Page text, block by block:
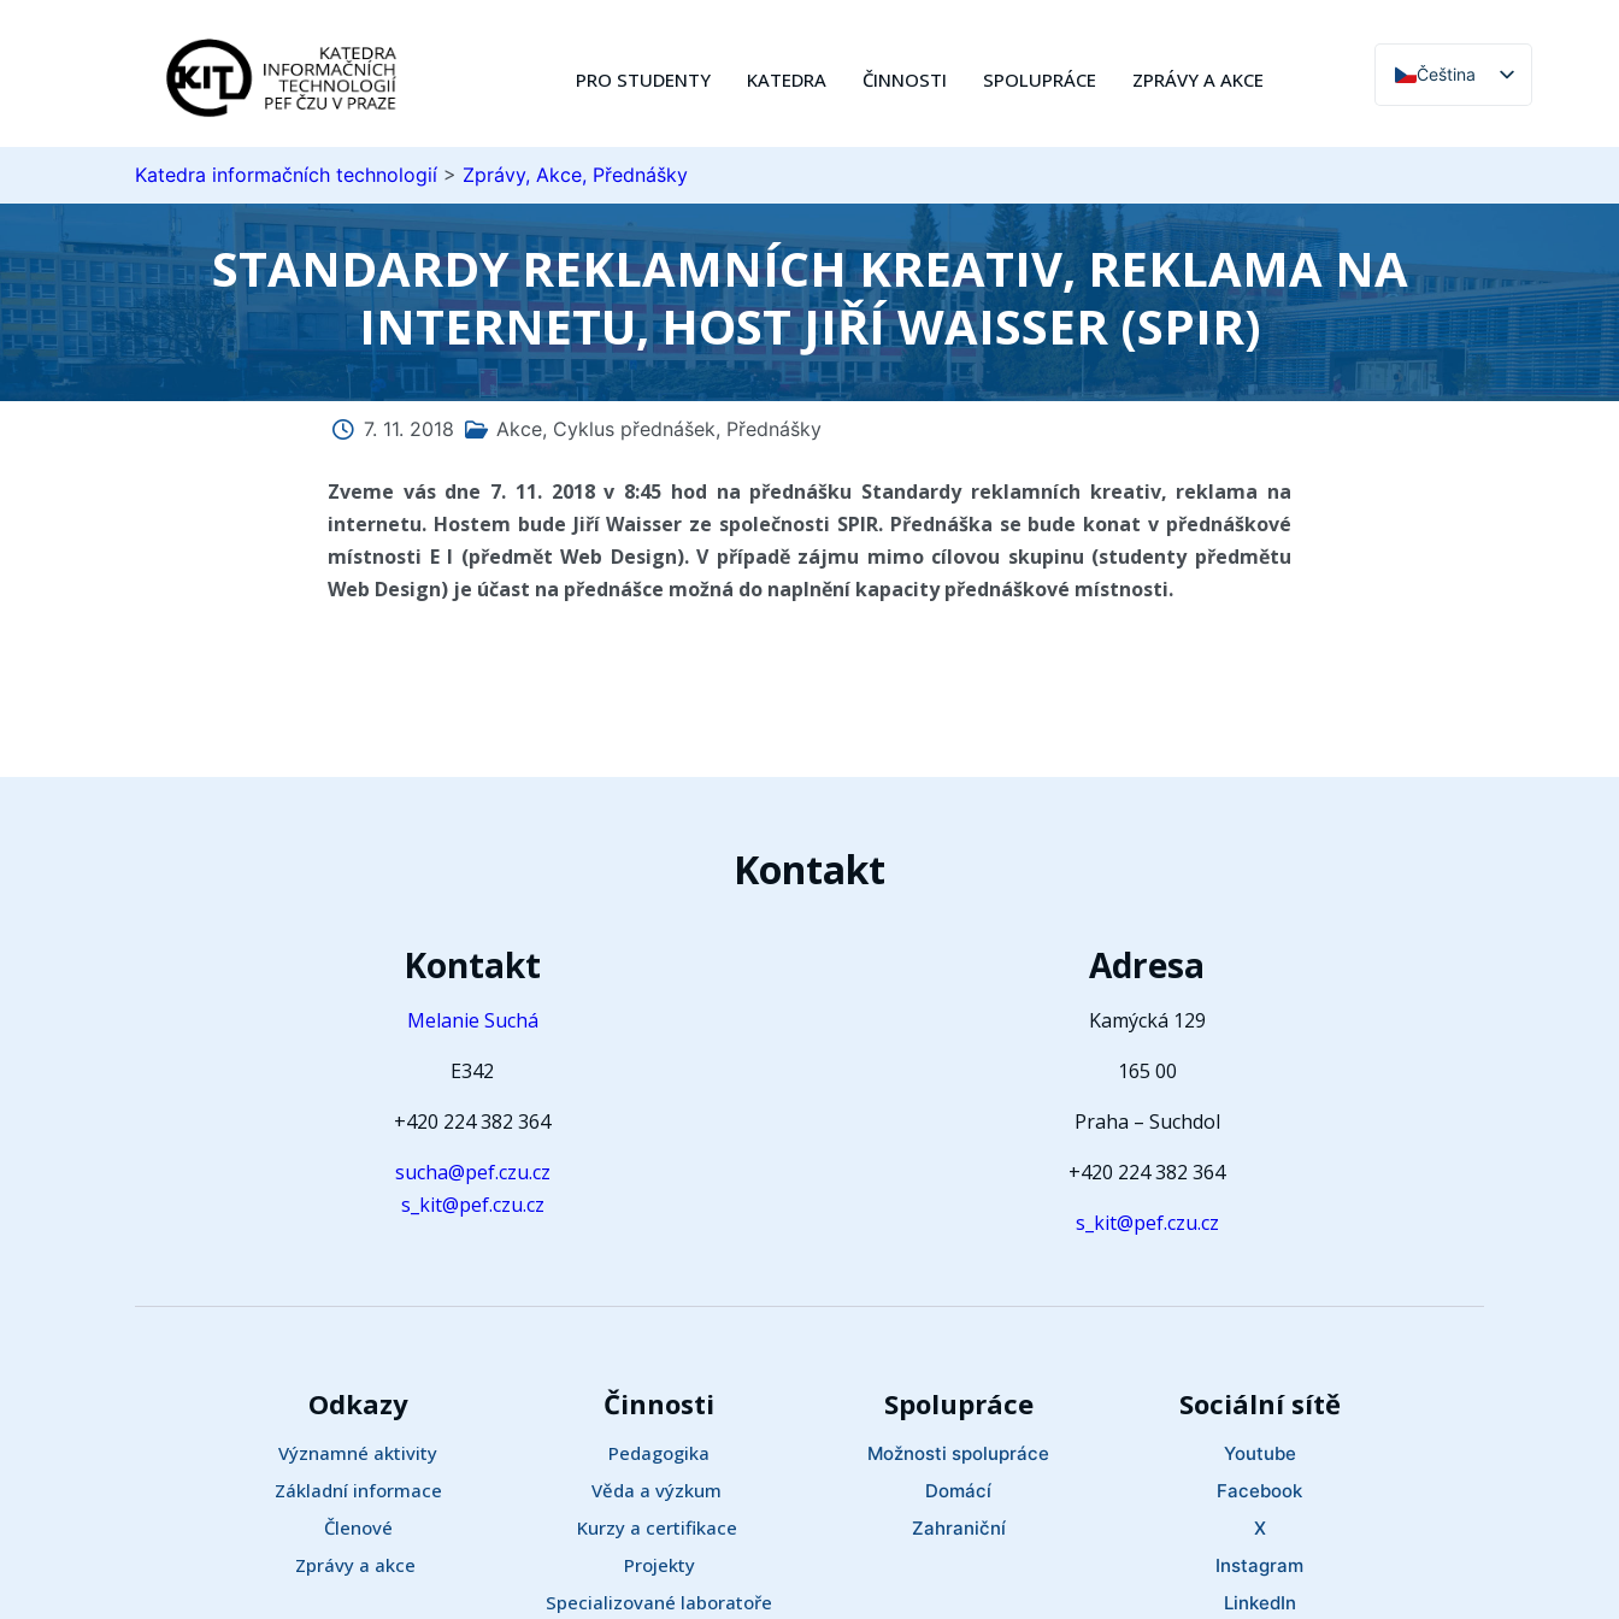
PRO STUDENTY KATEDRA ČINNOSTI SPOLUPRÁCE ZPRÁVY A AKCE
Čeština
English
Katedra informačních technologií > Zprávy, Akce, Přednášky
STANDARDY REKLAMNÍCH KREATIV, REKLAMA NA
INTERNETU, HOST JIŘÍ WAISSER (SPIR)
7. 11. 2018 Akce, Cyklus přednášek, Přednášky
Zveme vás dne 7. 11. 2018 v 8:45 hod na přednášku Standardy reklamních kreativ, reklama na
internetu. Hostem bude Jiří Waisser ze společnosti SPIR. Přednáška se bude konat v přednáškové
místnosti E I (předmět Web Design). V případě zájmu mimo cílovou skupinu (studenty předmětu
Web Design) je účast na přednášce možná do naplnění kapacity přednáškové místnosti.
Kontakt
Kontakt
Melanie Suchá
E342
+420 224 382 364
sucha@pef.czu.cz
s_kit@pef.czu.cz
Adresa
Kamýcká 129
165 00
Praha – Suchdol
+420 224 382 364
s_kit@pef.czu.cz
Odkazy
Významné aktivity
Základní informace
Členové
Zprávy a akce
Činnosti
Pedagogika
Věda a výzkum
Kurzy a certifikace
Projekty
Specializované laboratoře
Spolupráce
Možnosti spolupráce
Domácí
Zahraniční
Sociální sítě
Youtube
Facebook
X
Instagram
LinkedIn